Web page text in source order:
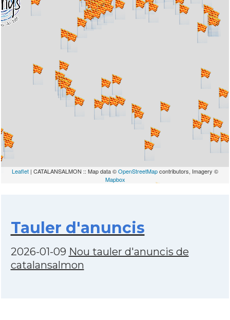
Leaflet | CATALANSALMON :: Map data ©OpenStreetMapcontributors, Imagery ©
Mapbox
Tauler d'anuncis
2026-01-09 Nou tauler d'anuncis de
catalansalmon